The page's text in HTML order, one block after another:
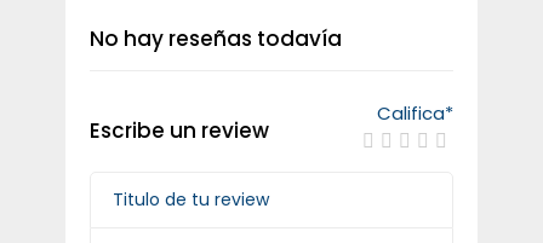
No hay reseñas todavía
Escribe un review
Califica*